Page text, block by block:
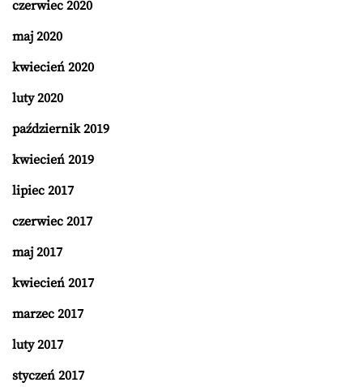
czerwiec 2020
maj 2020
kwiecień 2020
luty 2020
październik 2019
kwiecień 2019
lipiec 2017
czerwiec 2017
maj 2017
kwiecień 2017
marzec 2017
luty 2017
styczeń 2017